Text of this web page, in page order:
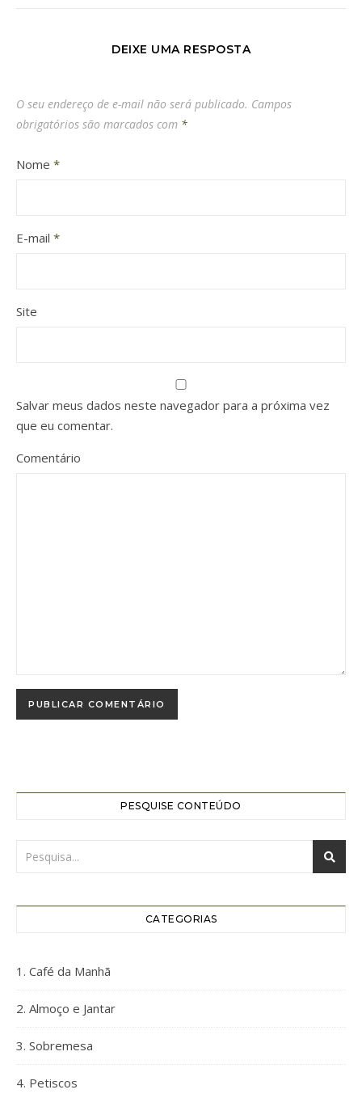
DEIXE UMA RESPOSTA
O seu endereço de e-mail não será publicado. Campos
obrigatórios são marcados com *
Nome *
E-mail *
Site
Salvar meus dados neste navegador para a próxima vez
que eu comentar.
Comentário
PESQUISE CONTEÚDO
CATEGORIAS
1. Café da Manhã
2. Almoço e Jantar
3. Sobremesa
4. Petiscos